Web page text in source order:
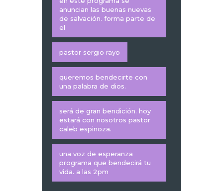
anuncian las buenas nuevas
de salvación. forma parte de
el
pastor sergio rayo
queremos bendecirte con
una palabra de dios.
será de gran bendición. hoy
estará con nosotros pastor
caleb espinoza.
una voz de esperanza
programa que bendecirá tu
vida. a las 2pm